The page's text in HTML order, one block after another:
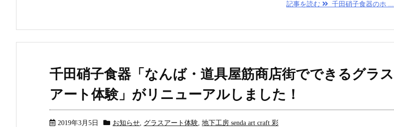
記事を読む 千田硝子食器のホ ...
千田硝子食器「なんば・道具屋筋商店街でできるグラス
アート体験」がリニューアルしました！
2019年3月5日 お知らせ, グラスアート体験, 地下工房 senda art craft 彩